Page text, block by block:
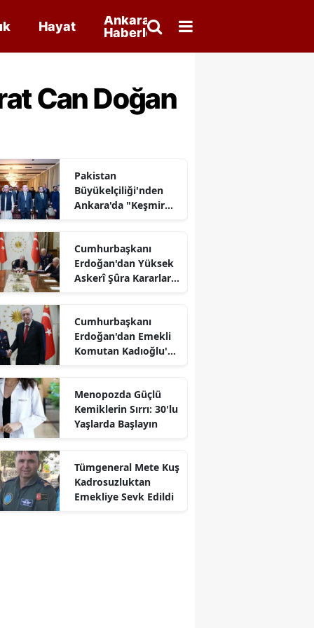
Hayat
Ankara
Haberleri
Can Doğan
Pakistan
Büyükelçiliği'nden
Ankara'da "Keşmir
Cumhurbaşkanı
Erdoğan'dan Yüksek
Askerî Şûra Kararları
Cumhurbaşkanı
Erdoğan'dan Emekli
Komutan Kadıoğlu'na
Menopozda Güçlü
Kemiklerin Sırrı: 30'lu
Yaşlarda Başlayın
Tümgeneral Mete Kuş
Kadrosuzluktan
Emekliye Sevk Edildi